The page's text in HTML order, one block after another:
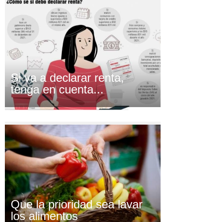
Si va a declarar renta,
tenga en cuenta...
Que la prioridad sea lavar
los alimentos